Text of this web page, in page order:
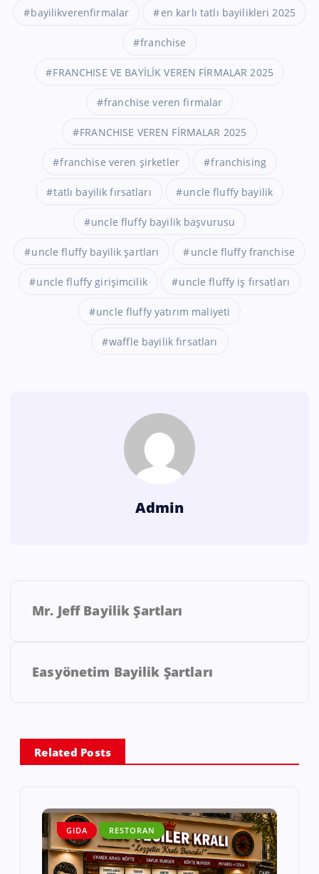
bayilikverenfirmalar en karlı tatlı bayilikleri 2025
franchise
FRANCHISE VE BAYİLİK VEREN FİRMALAR 2025
franchise veren firmalar
FRANCHISE VEREN FİRMALAR 2025
franchise veren şirketler franchising
tatlı bayilik fırsatları uncle fluffy bayilik
uncle fluffy bayilik başvurusu
uncle fluffy bayilik şartları uncle fluffy franchise
uncle fluffy girişimcilik uncle fluffy iş fırsatları
uncle fluffy yatırım maliyeti
waffle bayilik fırsatları
Admin
Mr. Jeff Bayilik Şartları
Easyönetim Bayilik Şartları
Related Posts
GIDA RESTORAN